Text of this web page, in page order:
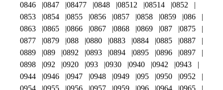
0846
0847 08477 0848 08512 08514
0852
0853
0854 0855 0856 0857 0858 0859
086
0863
0865 0866 0867 0868 0869 087
0875
0877
0879 088 0880 0883 0884 0885
0887
0889
089 0892 0893 0894 0895 0896
0897
0898
092 0920 093 0930 0940 0942
0943
0944
0946 0947 0948 0949 095 0950
0952